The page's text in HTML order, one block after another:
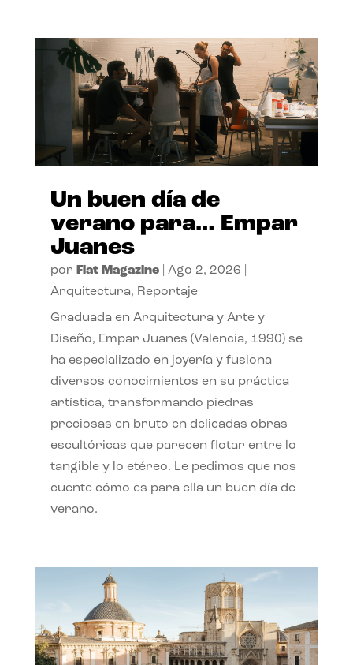
Un buen día de
verano para… Empar
Juanes
por Flat Magazine| Ago 2, 2026
Arquitectura, Reportaje
Graduada en Arquitectura y Arte y
Diseño, Empar Juanes (Valencia, 1990) se
ha especializado en joyería y fusiona
diversos conocimientos en su práctica
artística, transformando piedras
preciosas en bruto en delicadas obras
escultóricas que parecen flotar entre lo
tangible y lo etéreo. Le pedimos que nos
cuente cómo es para ella un buen día de
verano.